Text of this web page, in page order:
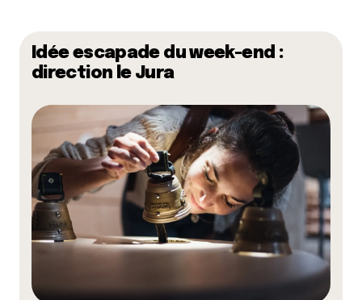
Idée escapade du week-end :
direction le Jura